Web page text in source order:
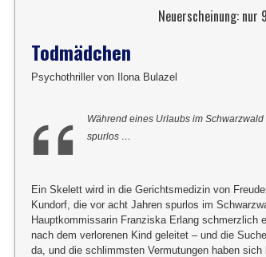
Neuerscheinung:
Todmädchen
Psychothriller von Ilona Bulazel
Während eines Urlaubs im
spurlos …
Ein Skelett wird in die Gerichtsmedizin von
Kundorf, die vor acht Jahren spurlos im
Hauptkommissarin Franziska Erlang schmerzlich
nach dem verlorenen Kind geleitet – und die
da, und die schlimmsten Vermutungen haben